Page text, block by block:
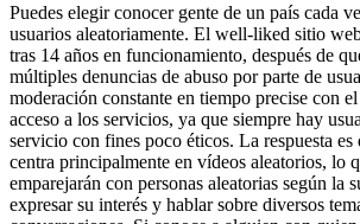
Puedes elegir conocer gente de un país cada
usuarios aleatoriamente. El well-liked sitio
tras 14 años en funcionamiento, después de
múltiples denuncias de abuso por parte de
moderación constante en tiempo precise con
acceso a los servicios, ya que siempre hay
servicio con fines poco éticos. La respuesta es
centra principalmente en vídeos aleatorios, lo
emparejarán con personas aleatorias según la
expresar su interés y hablar sobre diversos